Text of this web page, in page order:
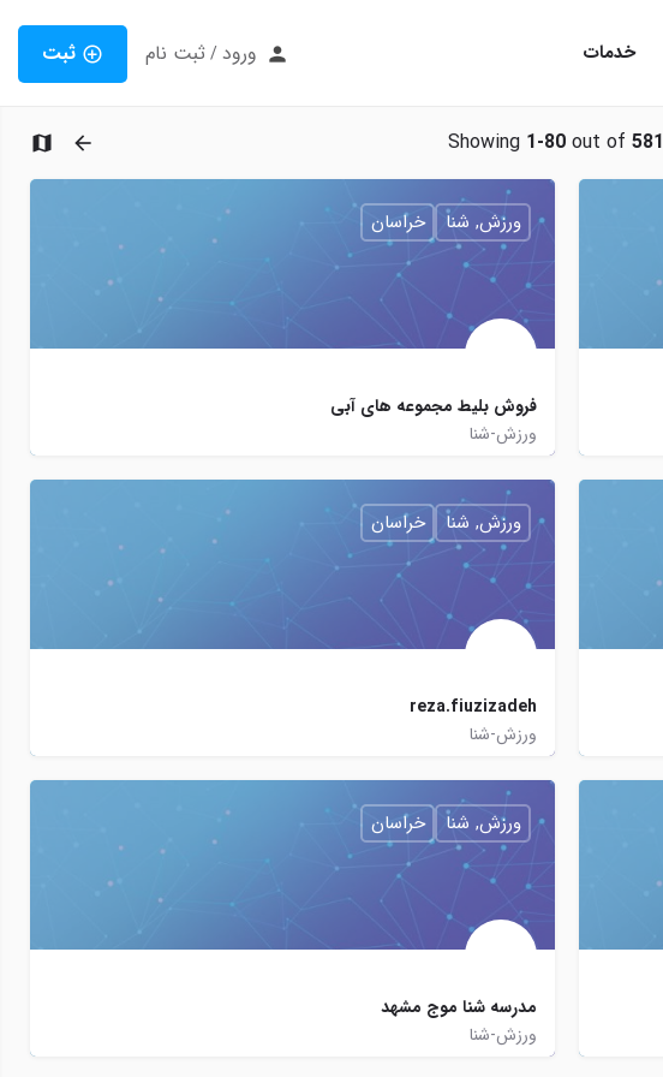
خدمات ورود/ثبت نام ثبت
Showing 1-80out of 581
فروش بلیط مجموعه های آبی
ورزش-شنا
joinchat/AAAAAEHFq7pTG4EWRQlU-g
ورزش, شنا خراسان
reza.fiuzizadeh
ورزش-شنا
ورزش, شنا خراسان
مدرسه شنا موج مشهد
ورزش-شنا
ورزش, شنا خراسان